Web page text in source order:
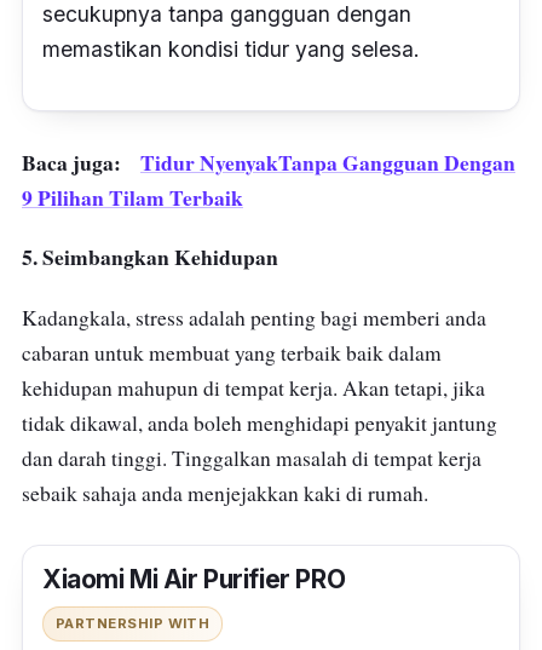
secukupnya tanpa gangguan dengan
memastikan kondisi tidur yang selesa.
Baca juga: Tidur NyenyakTanpa Gangguan Dengan
9 Pilihan Tilam Terbaik
5. Seimbangkan Kehidupan
Kadangkala, stress adalah penting bagi memberi anda
cabaran untuk membuat yang terbaik baik dalam
kehidupan mahupun di tempat kerja. Akan tetapi, jika
tidak dikawal, anda boleh menghidapi penyakit jantung
dan darah tinggi. Tinggalkan masalah di tempat kerja
sebaik sahaja anda menjejakkan kaki di rumah.
Xiaomi Mi Air Purifier PRO
PARTNERSHIP WITH